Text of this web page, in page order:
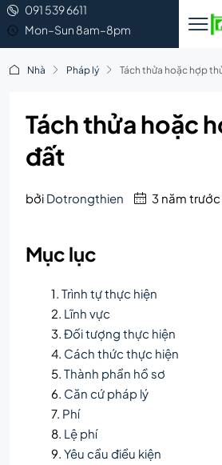
091 539 6611
Mon–Sun 8am–8pm
Nhà Pháp lý Tách thửa hoặc hợp
Tách thửa hoặc
đất
bởi Dotrongthien 3 năm trước
Mục lục
Trình tự thực hiện
Lĩnh vực
Đối tượng thực hiện
Cách thức thực hiện
Thành phần hồ sơ
Căn cứ pháp lý
Phí
Lệ phí
Yêu cầu điều kiện